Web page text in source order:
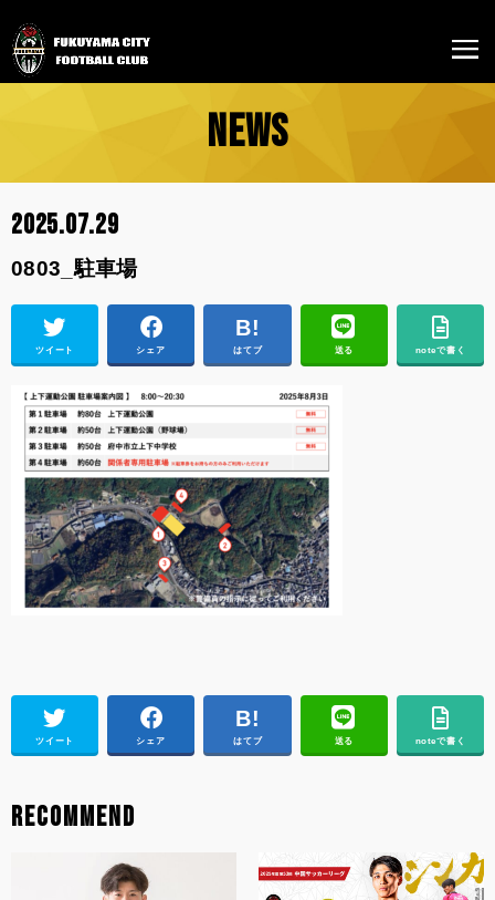
NEWS
2025.07.29
0803_駐車場
ツイート シェア はてブ 送る noteで書く
ツイート シェア はてブ 送る noteで書く
RECOMMEND